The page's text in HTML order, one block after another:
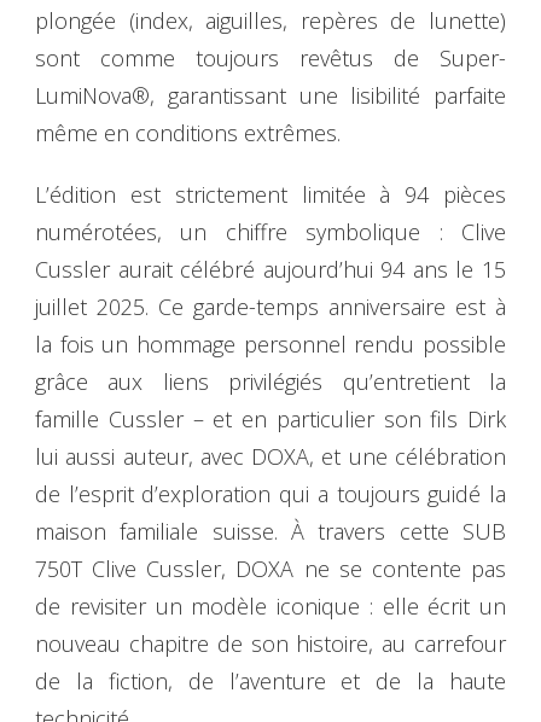
plongée (index, aiguilles, repères de lunette)
sont comme toujours revêtus de Super-
LumiNova®, garantissant une lisibilité parfaite
même en conditions extrêmes.
L’édition est strictement limitée à 94 pièces
numérotées, un chiffre symbolique : Clive
Cussler aurait célébré aujourd’hui 94 ans le 15
juillet 2025. Ce garde-temps anniversaire est à
la fois un hommage personnel rendu possible
grâce aux liens privilégiés qu’entretient la
famille Cussler – et en particulier son fils Dirk
lui aussi auteur, avec DOXA, et une célébration
de l’esprit d’exploration qui a toujours guidé la
maison familiale suisse. À travers cette SUB
750T Clive Cussler, DOXA ne se contente pas
de revisiter un modèle iconique : elle écrit un
nouveau chapitre de son histoire, au carrefour
de la fiction, de l’aventure et de la haute